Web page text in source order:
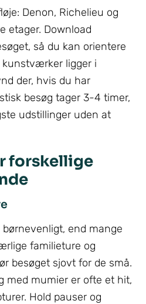
Denon, Richelieu og
etager. Download
så du kan orientere
kunstværker ligger i
der, hvis du har
besøg tager 3-4 timer,
udstillinger uden at
forskellige
end mange
familieture og
besøget sjovt for de små.
med mumier er ofte et hit,
Hold pauser og